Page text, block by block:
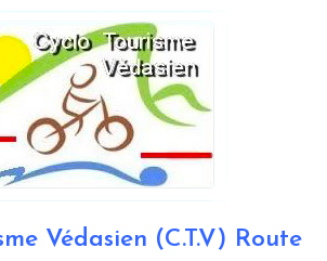
Védasien (C.T.V) Route